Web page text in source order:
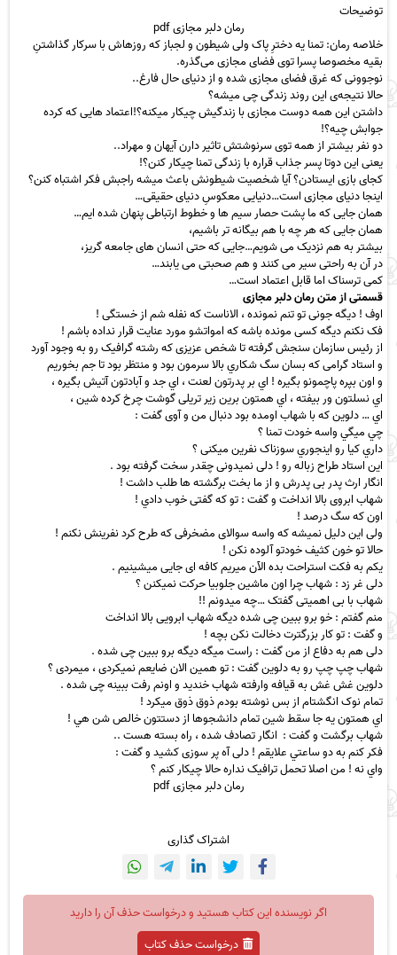
توضیحات
رمان دلبر مجازیpdf
خلاصه رمان: تمنا یه دخترِ پاک ولی شیطون و لجباز که روزهاش با سرکار گذاشتنِ
بقیه مخصوصا پسرا توی فضای مجازی می‌گذره.
نوجوونی که غرق فضای مجازی شده و از دنیای حال فارغ..
حالا نتیجه‌ی این روند زندگی چی میشه؟
داشتن این همه دوست مجازی با زندگیش چیکار میکنه؟!اعتماد هایی که کرده
جوابش چیه؟!
دو نفر بیشتر از همه توی سرنوشتش تاثیر دارن آیهان و مهراد..
یعنی این دوتا پسر جذاب قراره با زندگی تمنا چیکار کنن؟!
کجای بازی ایستادن؟ آیاشخصیتشیطونش باعث میشه راجبش فکر اشتباه کنن؟
اینجا دنیای مجازی است…دنیایی معکوسِ دنیای حقیقی…
همان جایی که ما پشت حصار سیم ها وخطوطارتباطی پنهان شده ایم…
همان جایی که هر چه با هم بیگانه تر باشیم،
بیشتر به هم نزدیک می شویم…جایی که حتی انسان های جامعه گریز،
در آن به راحتی سیر می کنند و هم صحبتی می یابند…
کمی ترسناک اماقابل اعتماداست…
قسمتی از متن رمان دلبر مجازی
اوف ! دیگه جونی تو تنم نمونده ، الاناست که نفله شم از خستگی !
فک نکنم دیگه کسی مونده باشه که امواتشو مورد عنایت قرار نداده باشم !
از رئیس سازمان سنجش گرفته تا شخص عزیزی که رشته گرافیک رو به وجود آورد
و استاد گرامی که بسان سگ شکاري بالا سرمون بود و منتظر بود تا جم بخوریم
و اون بپره پاچمونو بگیره ! اي بر پدرتون لعنت ، اي جد و آبادتون آتیش بگيره ،
اي نسلتون ور بيفته ، اي همتون برين زير تریلی گوشت چرخ کرده شین ،
اي … دلوین که با شهاب اومده بود دنبال من و آوی گفت :
چي ميگي واسه خودت تمنا ؟
داري کیا رو اينجوري سوزناک نفرین میکنی ؟
این استاد طراح زباله رو ! دلی نمیدونی چقدر سخت گرفته بود .
انگار ارث پدر بی پدرش و از ما بخت برگشته ها طلب داشت !
شهاب ابروی بالا انداخت و گفت : تو که گفتی خوب دادي !
اون که سگ درصد !
ولی این دلیل نمیشه که واسه سوالای مضخرفی که طرح کرد نفرینش نکنم !
حالا تو خون کثیف خودتو آلوده نکن !
یکم به فکت استراحت بده الآن میریم کافه ای جایی میشینیم .
دلی غر زد : شهاب چرا اون ماشین جلوبیا حرکت نمیکنن ؟
شهاب با بی اهمیتی گفتک …چه میدونم !!
منم گفتم : خو برو ببین چی شده دیگه شهاب ابرویی بالا انداخت
و گفت : تو کار بزرگترت دخالت نکن بچه !
دلی هم به دفاع از من گفت : راست میگه دیگه برو ببین چی شده .
شهاب چپ چپ رو به دلوین گفت : تو همین الان ضایعم نمیکردی ، میمردی ؟
دلوین غش غش به قیافه وارفته شهاب خندید و اونم رفت ببینه چی شده .
تمام نوک انگشتام از بس نوشته بودم ذوق ذوق میکرد !
اي همتون یه جا سقط شین تمام دانشجوها از دستتون خالص شن هي !
شهاب برگشت و گفت : انگار تصادف شده ، راه بسته هست ..
فکر کنم به دو ساعتي علايقم ! دلی آه پر سوزی کشید و گفت :
واي نه ! من اصلا تحمل ترافیک نداره حالا چیکار کنم ؟
رمان دلبر مجازیpdf
اشتراک گذاری
اگر نویسنده این کتاب هستید و درخواست حذف آن را دارید
درخواست حذف کتاب